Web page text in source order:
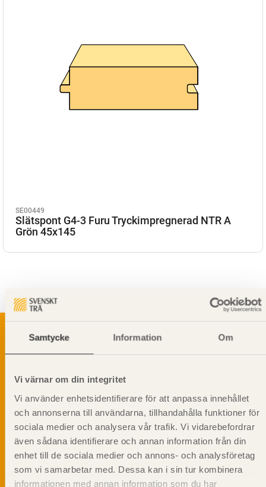
Samtycke Information Om
Vi värnar om din integritet
Vi använder enhetsidentifierare för att anpassa innehållet
och annonserna till användarna, tillhandahålla funktioner för
sociala medier och analysera vår trafik. Vi vidarebefordrar
även sådana identifierare och annan information från din
enhet till de sociala medier och annons- och analysföretag
som vi samarbetar med. Dessa kan i sin tur kombinera
informationen med annan information som du har
SE00449
Slätspont G4-3 Furu Tryckimpregnerad NTR A
Grön 45x145
sågverksnärings digitala produktkatalog för att
egenskaper.
Dela på